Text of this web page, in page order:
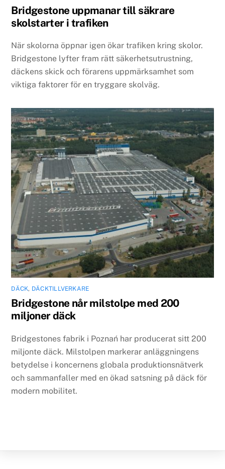
Bridgestone uppmanar till säkrare
skolstarter i trafiken
När skolorna öppnar igen ökar trafiken kring skolor.
Bridgestone lyfter fram rätt säkerhetsutrustning,
däckens skick och förarens uppmärksamhet som
viktiga faktorer för en tryggare skolväg.
DÄCK, DÄCKTILLVERKARE
Bridgestone når milstolpe med 200
miljoner däck
Bridgestones fabrik i Poznań har producerat sitt 200
miljonte däck. Milstolpen markerar anläggningens
betydelse i koncernens globala produktionsnätverk
och sammanfaller med en ökad satsning på däck för
modern mobilitet.